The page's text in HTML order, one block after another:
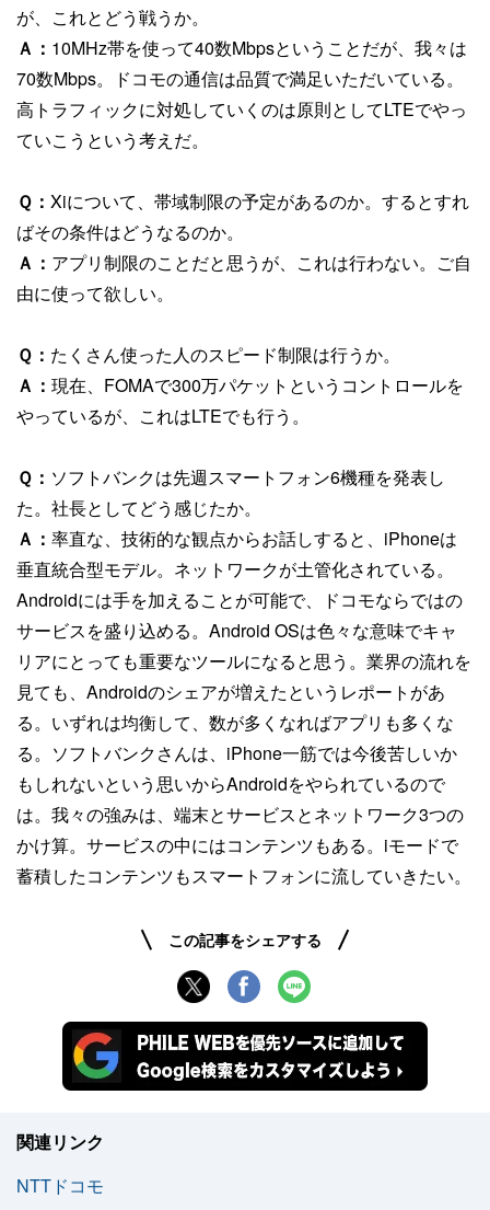
が、これとどう戦うか。
Ａ： 10MHz帯を使って40数Mbpsということだが、我々は
70数Mbps。ドコモの通信は品質で満足いただいている。
高トラフィックに対処していくのは原則としてLTEでやっ
ていこうという考えだ。
Ｑ： Xiについて、帯域制限の予定があるのか。するとすれ
ばその条件はどうなるのか。
Ａ： アプリ制限のことだと思うが、これは行わない。ご自
由に使って欲しい。
Ｑ： たくさん使った人のスピード制限は行うか。
Ａ： 現在、FOMAで300万パケットというコントロールを
やっているが、これはLTEでも行う。
Ｑ： ソフトバンクは先週スマートフォン6機種を発表し
た。社長としてどう感じたか。
Ａ： 率直な、技術的な観点からお話しすると、iPhoneは
垂直統合型モデル。ネットワークが土管化されている。
Androidには手を加えることが可能で、ドコモならではの
サービスを盛り込める。Android OSは色々な意味でキャ
リアにとっても重要なツールになると思う。業界の流れを
見ても、Androidのシェアが増えたというレポートがあ
る。いずれは均衡して、数が多くなればアプリも多くな
る。ソフトバンクさんは、iPhone一筋では今後苦しいか
もしれないという思いからAndroidをやられているので
は。我々の強みは、端末とサービスとネットワーク3つの
かけ算。サービスの中にはコンテンツもある。iモードで
蓄積したコンテンツもスマートフォンに流していきたい。
この記事をシェアする
関連リンク
NTTドコモ